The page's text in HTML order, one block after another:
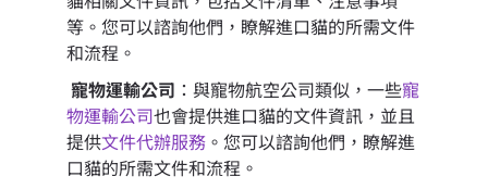
等。您可以諮詢他們，瞭解進口貓的所需文件
和流程。
寵物運輸公司 ：與寵物航空公司類似，一些寵
物運輸公司也會提供進口貓的文件資訊，並且
提供文件代辦服務 。您可以諮詢他們，瞭解進
口貓的所需文件和流程。